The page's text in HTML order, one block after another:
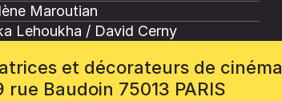
Maroutian
Lehoukha / David Cerny
et décorateurs de cinéma
Baudoin 75013 PARIS